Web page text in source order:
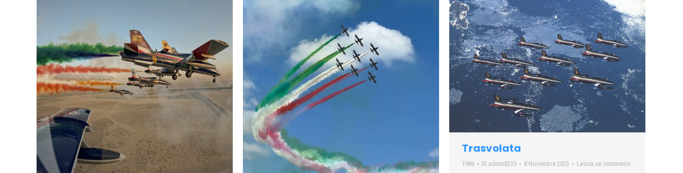
Trasvolata
1986 Di admin8235 8 Novembre 2023 Lascia un commento